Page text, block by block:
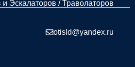
Эскалаторов / Траволаторов
otisld@yandex.ru